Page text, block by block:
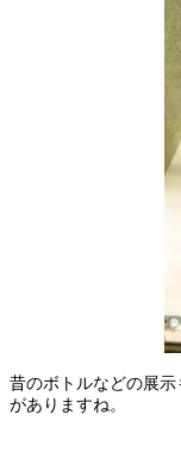
昔のボトルなどの展
がありますね。